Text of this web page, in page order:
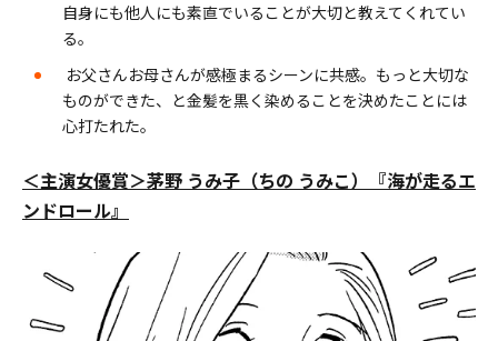
自身にも他人にも素直でいることが大切と教えてくれてい
る。
お父さんお母さんが感極まるシーンに共感。もっと大切な
ものができた、と金髪を黒く染めることを決めたことには
心打たれた。
＜主演女優賞＞茅野 うみ子（ちの うみこ）『海が走るエ
ンドロール』